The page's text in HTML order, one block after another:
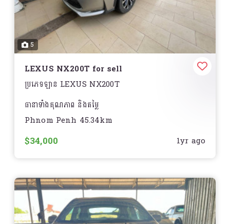
. Apple CarPlay
. USB type C
? ធានាទឹកថ្នាំហ្សុិន១ជុំ ម៉ាសុីន&ប្រអប់លេខ២ខែ⚙️
☎️ For more details :
លេខទាក់ទង : |
តេឡេក្រាម :
@sila8989
5
LEXUS NX200T for sell
ប្រភេទឡាន LEXUS NX200T
ធានាទាំងគុណភាព និងតម្លៃ
ឡានស្អាត អត់បុកប៉ះ
Phnom Penh 45.34km
$34,000 1yr ago